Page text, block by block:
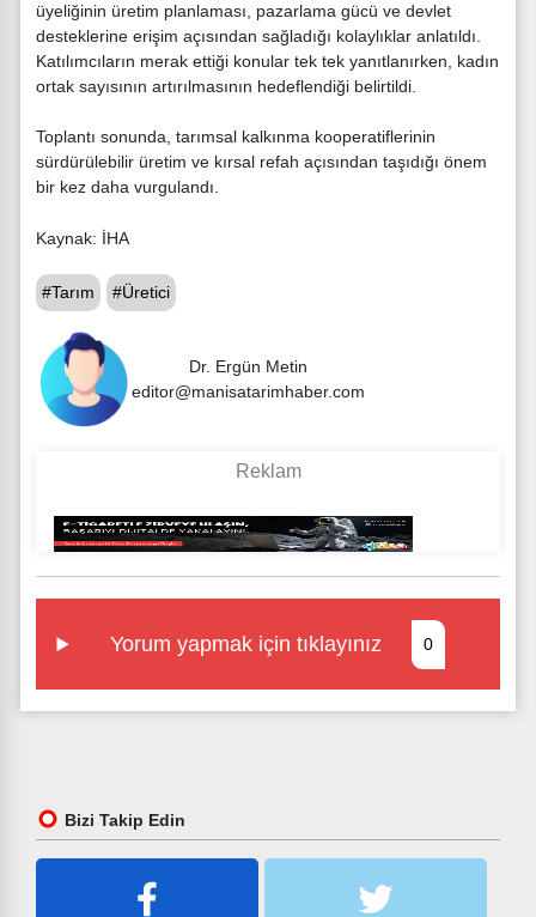
üyeliğinin üretim planlaması, pazarlama gücü ve devlet
desteklerine erişim açısından sağladığı kolaylıklar anlatıldı.
Katılımcıların merak ettiği konular tek tek yanıtlanırken, kadın
ortak sayısının artırılmasının hedeflendiği belirtildi.
Toplantı sonunda, tarımsal kalkınma kooperatiflerinin
sürdürülebilir üretim ve kırsal refah açısından taşıdığı önem
bir kez daha vurgulandı.
Kaynak: İHA
#Tarım #Üretici
Dr. Ergün Metin
editor@manisatarimhaber.com
Yorum yapmak için tıklayınız 0
Bizi Takip Edin